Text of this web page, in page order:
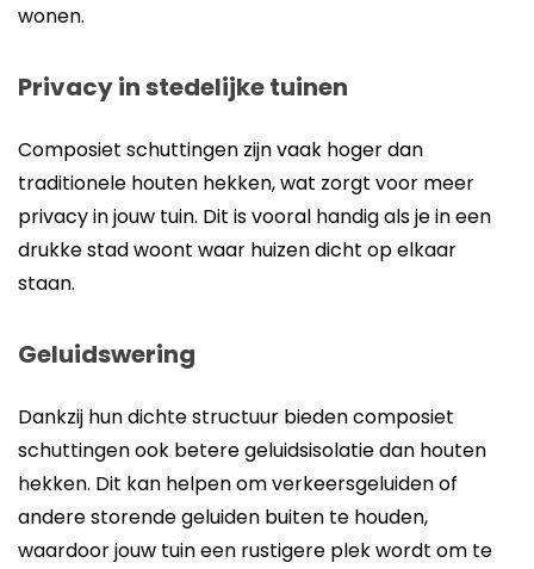
wonen.
Privacy in stedelijke tuinen
Composiet schuttingen zijn vaak hoger dan
traditionele houten hekken, wat zorgt voor meer
privacy in jouw tuin. Dit is vooral handig als je in een
drukke stad woont waar huizen dicht op elkaar
staan.
Geluidswering
Dankzij hun dichte structuur bieden composiet
schuttingen ook betere geluidsisolatie dan houten
hekken. Dit kan helpen om verkeersgeluiden of
andere storende geluiden buiten te houden,
waardoor jouw tuin een rustigere plek wordt om te